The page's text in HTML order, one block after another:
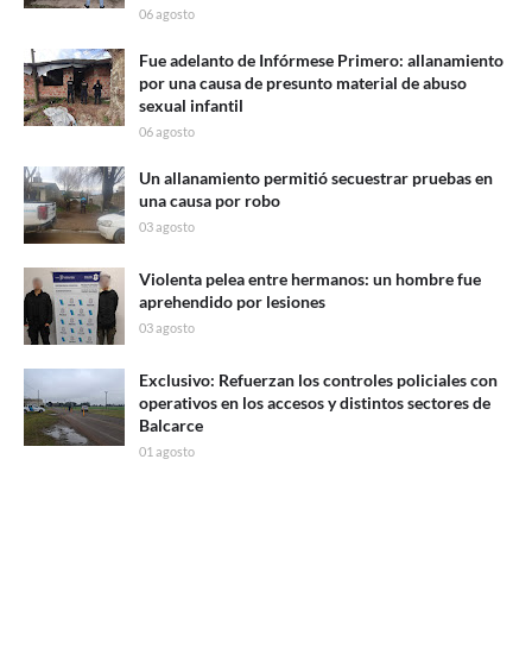
06 agosto
Fue adelanto de Infórmese Primero: allanamiento
por una causa de presunto material de abuso
sexual infantil
06 agosto
Un allanamiento permitió secuestrar pruebas en
una causa por robo
03 agosto
Violenta pelea entre hermanos: un hombre fue
aprehendido por lesiones
03 agosto
Exclusivo: Refuerzan los controles policiales con
operativos en los accesos y distintos sectores de
Balcarce
01 agosto